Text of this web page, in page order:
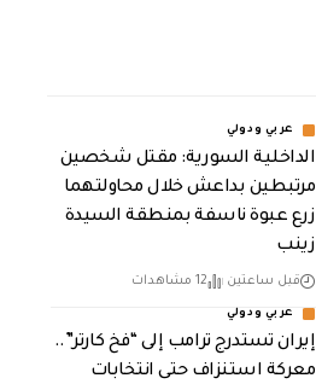
عربي ودولي
الداخلية السورية: مقتل شخصين
مرتبطين بداعش خلال محاولتهما
زرع عبوة ناسفة بمنطقة السيدة
زينب
قبل ساعتين 12 مشاهدات
عربي ودولي
إيران تستدرج ترامب إلى “فخ كارتر”..
معركة استنزاف حتى انتخابات